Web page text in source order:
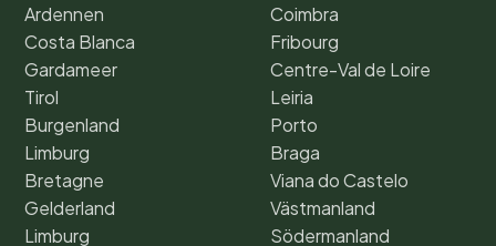
Ardennen
Costa Blanca
Gardameer
Tirol
Burgenland
Limburg
Bretagne
Gelderland
Limburg
Coimbra
Fribourg
Centre-Val de Loire
Leiria
Porto
Braga
Viana do Castelo
Västmanland
Södermanland